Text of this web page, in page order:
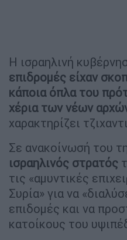
Η ισραηλινή
επιδρομές είχαν
κάποια όπλα του
χέρια των νέων
χαρακτηρίζει
Σε ανακοίνωσή του
ισραηλινός στρατός
τις «αμυντικές
Συρία» για να
επιδομές και να
κατοίκους του